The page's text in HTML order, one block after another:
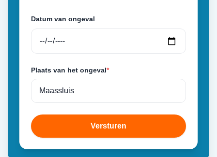
Datum van ongeval
Plaats van het ongeval*
Versturen